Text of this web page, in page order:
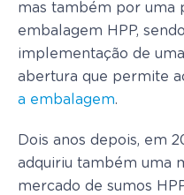
mas também por uma
embalagem HPP,
implementação de
abertura que permite
a embalagem.
Dois anos depois, em
adquiriu também uma
mercado de sumos